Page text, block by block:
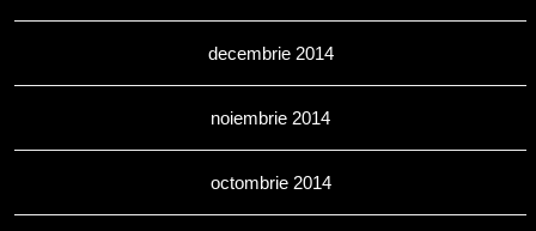
decembrie 2014
noiembrie 2014
octombrie 2014